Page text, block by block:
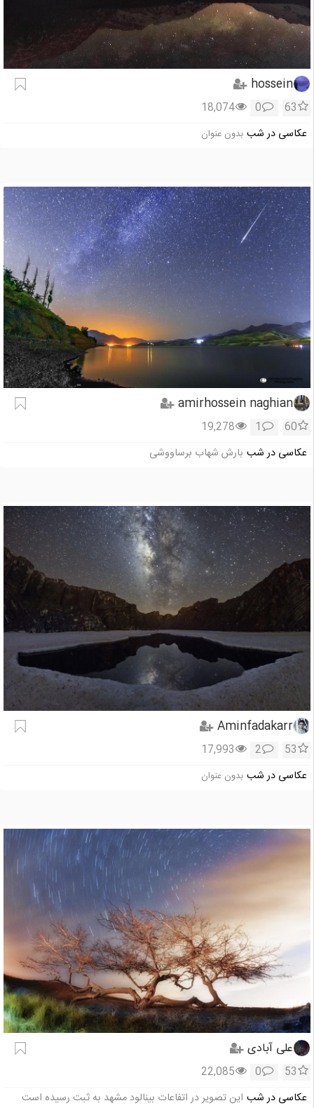
hossein
63
0
18,074
عکاسی در شب بدون عنوان
amirhossein naghian
60
1
19,278
عکاسی در شب بارش شهاب برساووشی
Aminfadakarr
53
2
17,993
عکاسی در شب بدون عنوان
علی آبادی
53
0
22,085
عکاسی در شب این تصویر در اتفاعات بینالود مشهد به ثبت رسیده است